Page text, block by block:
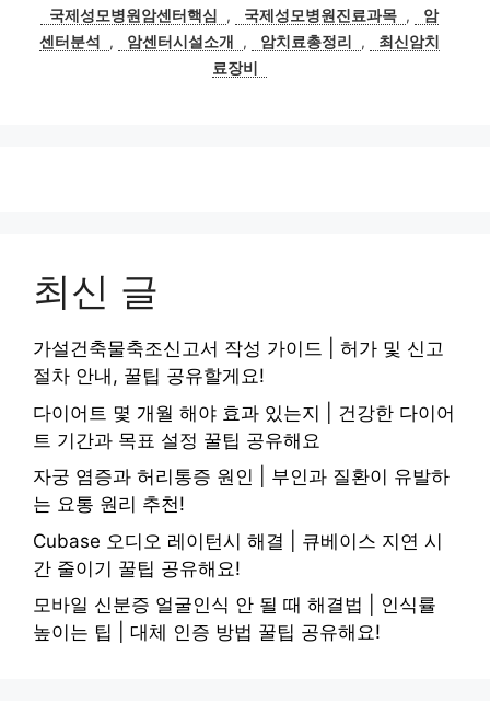
국제성모병원암센터핵심
, 국제성모병원진료과목 ,
암
센터분석
, 암센터시설소개 , 암치료총정리 ,
최신암치
료장비
최신 글
가설건축물축조신고서 작성 가이드 | 허가 및 신고
절차 안내, 꿀팁 공유할게요!
다이어트 몇 개월 해야 효과 있는지 | 건강한 다이어
트 기간과 목표 설정 꿀팁 공유해요
자궁 염증과 허리통증 원인 | 부인과 질환이 유발하
는 요통 원리 추천!
Cubase 오디오 레이턴시 해결 | 큐베이스 지연 시
간 줄이기 꿀팁 공유해요!
모바일 신분증 얼굴인식 안 될 때 해결법 | 인식률
높이는 팁 | 대체 인증 방법 꿀팁 공유해요!